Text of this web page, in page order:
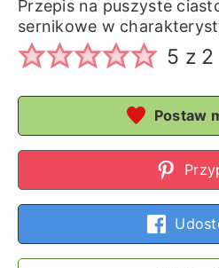
Przepis na puszyste
sernikowe w
5 z 2
Postaw